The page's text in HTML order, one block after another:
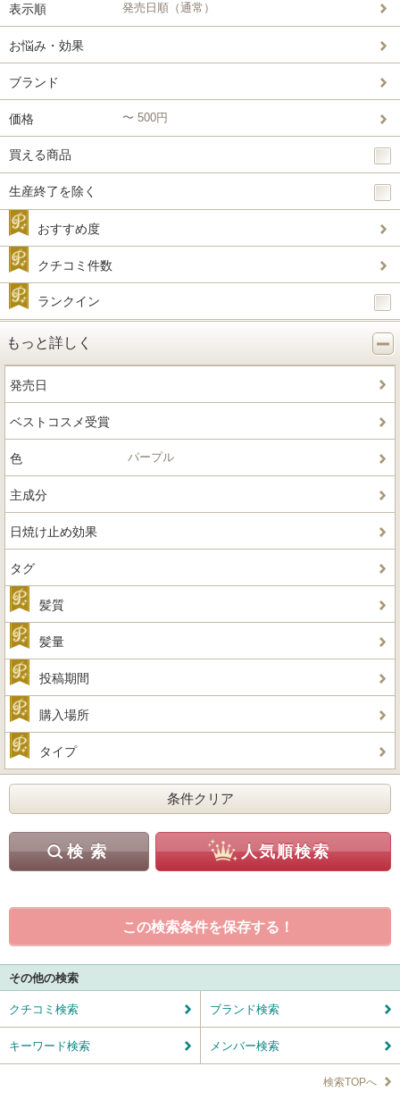
表示順 発売日順（通常）
お悩み・効果
ブランド
価格 〜 500円
買える商品
生産終了を除く
おすすめ度
クチコミ件数
ランクイン
もっと詳しく
発売日
ベストコスメ受賞
色 パープル
主成分
日焼け止め効果
タグ
髪質
髪量
投稿期間
購入場所
タイプ
この検索条件を保存する！
その他の検索
クチコミ検索 ブランド検索
キーワード検索 メンバー検索
検索TOPへ